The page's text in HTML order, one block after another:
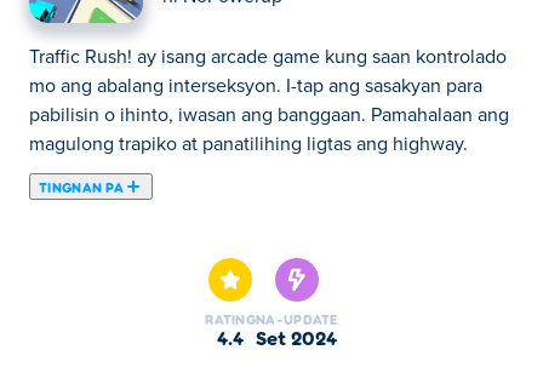
Traffic Rush! ay isang arcade game kung saan kontrolado
mo ang abalang interseksyon. I-tap ang sasakyan para
pabilisin o ihinto, iwasan ang banggaan. Pamahalaan ang
magulong trapiko at panatilihing ligtas ang highway.
TINGNAN PA
RATING
4.4
NA-UPDATE
Set 2024